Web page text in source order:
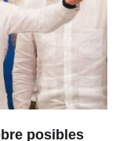
posibles